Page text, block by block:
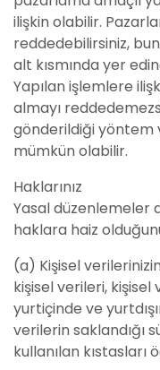
ilişkin olabilir.
reddedebilirsiniz,
alt kısmında yer
Yapılan işlemlere
almayı
gönderildiği yöntem
mümkün olabilir.
Haklarınız
Yasal düzenlemeler
haklara haiz
(a) Kişisel
kişisel verileri, kişisel
yurtiçinde ve
verilerin saklandığı
kullanılan kıstasları